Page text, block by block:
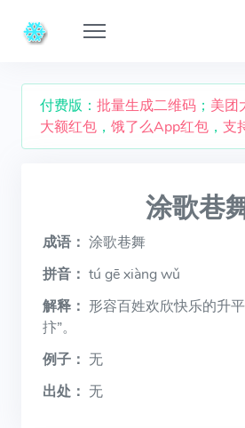
付费版： 批量生成二维码 ； 美团
大额红包 ， 饿了么App红包 ， 支
涂歌巷
成语： 涂歌巷舞
拼音： tú gē xiàng wǔ
解释： 形容百姓欢欣快乐的升
抃”。
例子： 无
出处： 无